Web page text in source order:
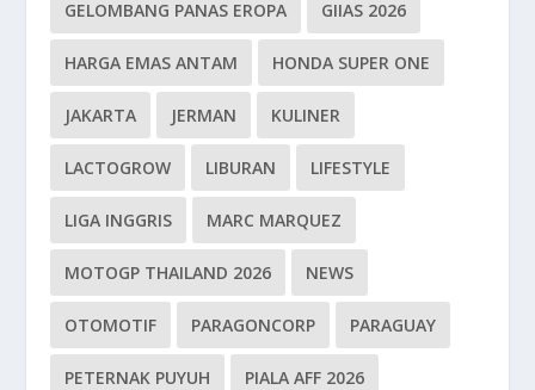
GELOMBANG PANAS EROPA GIIAS 2026
HARGA EMAS ANTAM HONDA SUPER ONE
JAKARTA JERMAN KULINER
LACTOGROW LIBURAN LIFESTYLE
LIGA INGGRIS MARC MARQUEZ
MOTOGP THAILAND 2026 NEWS
OTOMOTIF PARAGONCORP PARAGUAY
PETERNAK PUYUH PIALA AFF 2026